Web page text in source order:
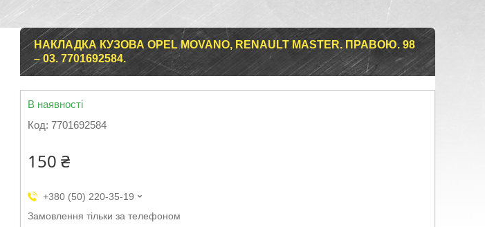
НАКЛАДКА КУЗОВА OPEL MOVANO, RENAULT MASTER. ПРАВОЮ. 98
– 03. 7701692584.
В наявності
Код: 7701692584
150 ₴
+380 (50) 220-35-19
Замовлення тільки за телефоном